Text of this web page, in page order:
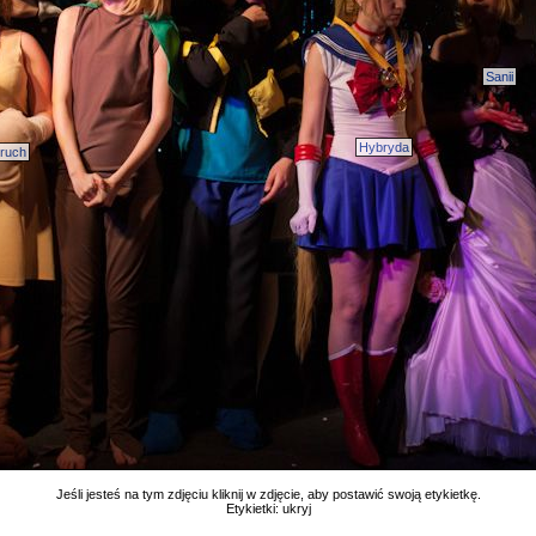
Hybryda
Sanii
Jeśli jesteś na tym zdjęciu kliknij w zdjęcie, aby postawić swoją etykietkę.
Etykietki: ukryj